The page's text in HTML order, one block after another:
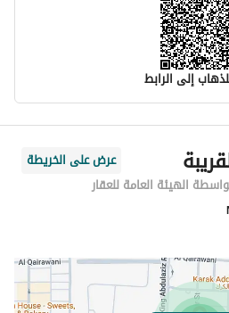
إلى الرابط
مديني حسن مديني البارقي
0570800100
عرض على الخريطة
الهيئة العامة للعقار